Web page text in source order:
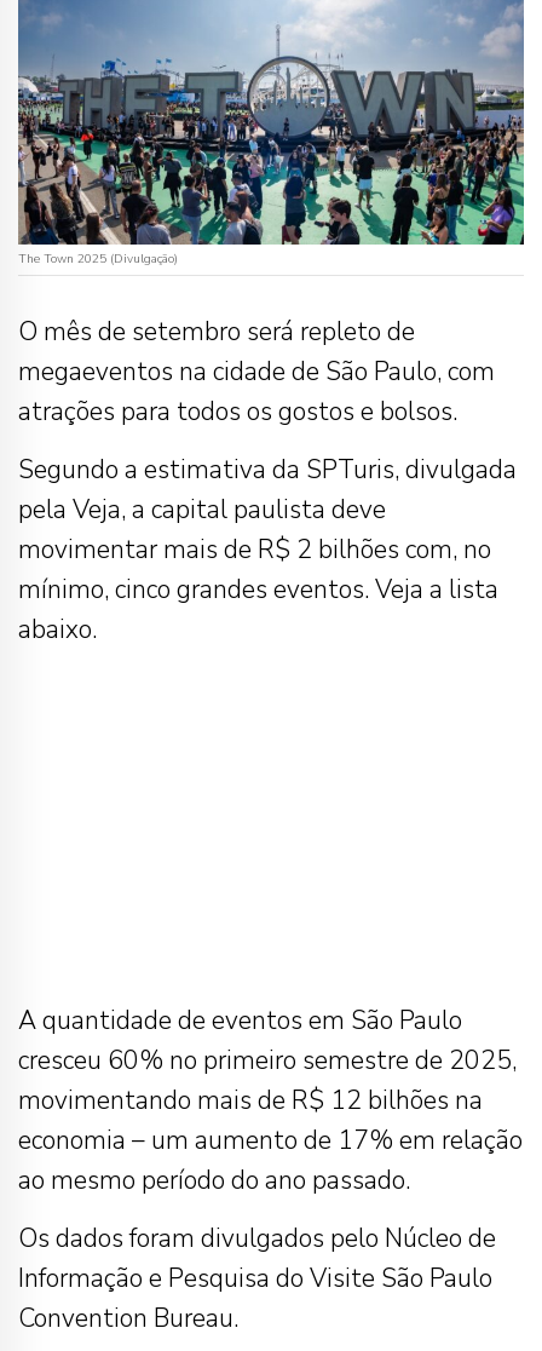
The Town 2025 (Divulgação)
O mês de setembro será repleto de
megaeventos na cidade de São Paulo, com
atrações para todos os gostos e bolsos.
Segundo a estimativa da SPTuris, divulgada
pela Veja, a capital paulista deve
movimentar mais de R$ 2 bilhões com, no
mínimo, cinco grandes eventos. Veja a lista
abaixo.
A quantidade de eventos em São Paulo
cresceu 60% no primeiro semestre de 2025,
movimentando mais de R$ 12 bilhões na
economia – um aumento de 17% em relação
ao mesmo período do ano passado.
Os dados foram divulgados pelo Núcleo de
Informação e Pesquisa do Visite São Paulo
Convention Bureau.